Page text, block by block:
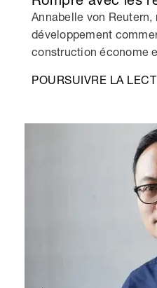
Annabelle von Reutern,
développement
construction économe
POURSUIVRE LA